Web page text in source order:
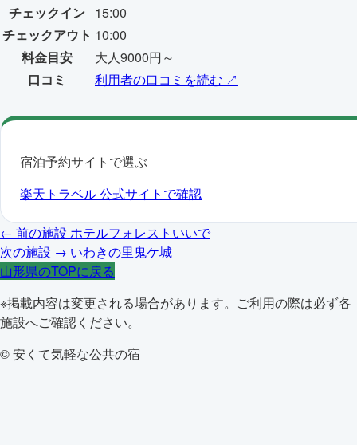
チェックイン 15:00
チェックアウト 10:00
料金目安
大人9000円～
口コミ
利用者の口コミを読む ↗
宿泊予約サイトで選ぶ
楽天トラベル公式サイトで確認
← 前の施設 ホテルフォレストいいで
次の施設 → いわきの里鬼ケ城
山形県のTOPに戻る
※掲載内容は変更される場合があります。ご利用の際は必ず各
施設へご確認ください。
© 安くて気軽な公共の宿